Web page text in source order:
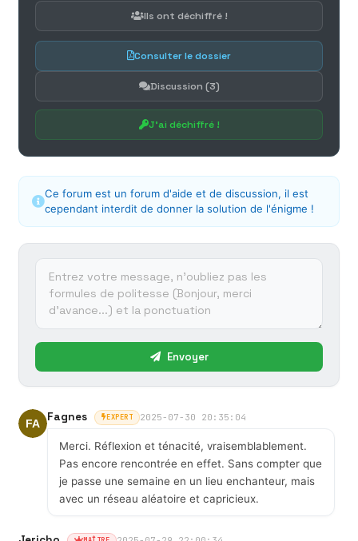
Ils ont déchiffré !
Consulter le dossier
Discussion (3)
J'ai déchiffré !
Ce forum est un forum d'aide et de discussion, il est
cependant interdit de donner la solution de l'énigme !
Envoyer
Fagnes EXPERT 2025-07-30 20:35:04
Merci. Réflexion et ténacité, vraisemblablement.
Pas encore rencontrée en effet. Sans compter que
je passe une semaine en un lieu enchanteur, mais
avec un réseau aléatoire et capricieux.